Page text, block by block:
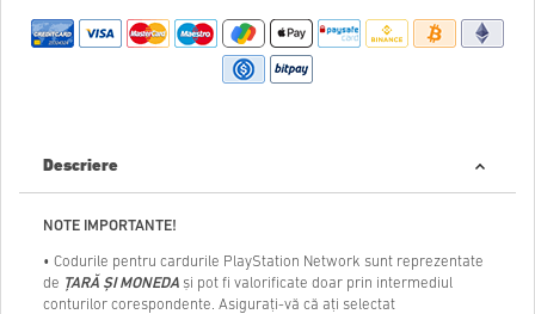
Descriere
NOTE IMPORTANTE!
• Codurile pentru cardurile PlayStation Network sunt reprezentate
de ȚARĂ ȘI MONEDA și pot fi valorificate doar prin intermediul
conturilor corespondente. Asigurați-vă că ați selectat